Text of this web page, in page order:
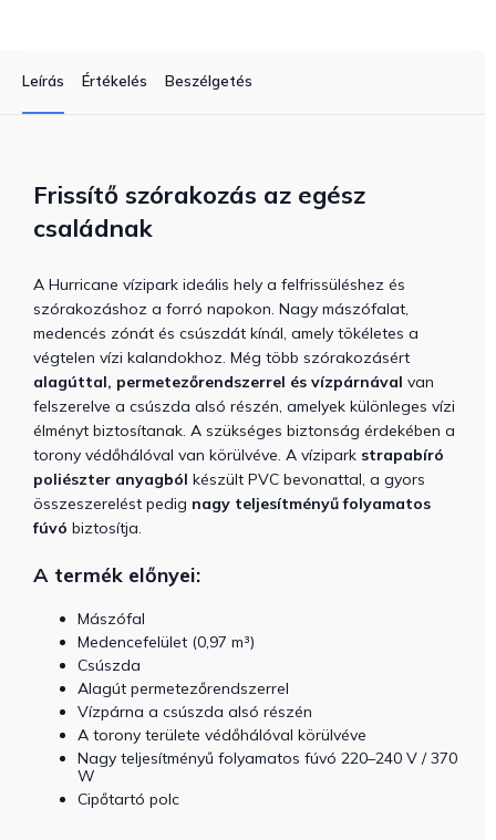
Leírás Értékelés Beszélgetés
Frissítő szórakozás az egész
családnak
A Hurricane vízipark ideális hely a felfrissüléshez és
szórakozáshoz a forró napokon. Nagy mászófalat,
medencés zónát és csúszdát kínál, amely tökéletes a
végtelen vízi kalandokhoz. Még több szórakozásért
alagúttal, permetezőrendszerrel és vízpárnával van
felszerelve a csúszda alsó részén, amelyek különleges vízi
élményt biztosítanak. A szükséges biztonság érdekében a
torony védőhálóval van körülvéve. A vízipark strapabíró
poliészter anyagból készült PVC bevonattal, a gyors
összeszerelést pedig nagy teljesítményű folyamatos
fúvó biztosítja.
A termék előnyei:
Mászófal
Medencefelület (0,97 m³)
Csúszda
Alagút permetezőrendszerrel
Vízpárna a csúszda alsó részén
A torony területe védőhálóval körülvéve
Nagy teljesítményű folyamatos fúvó 220–240 V / 370
W
Cipőtartó polc